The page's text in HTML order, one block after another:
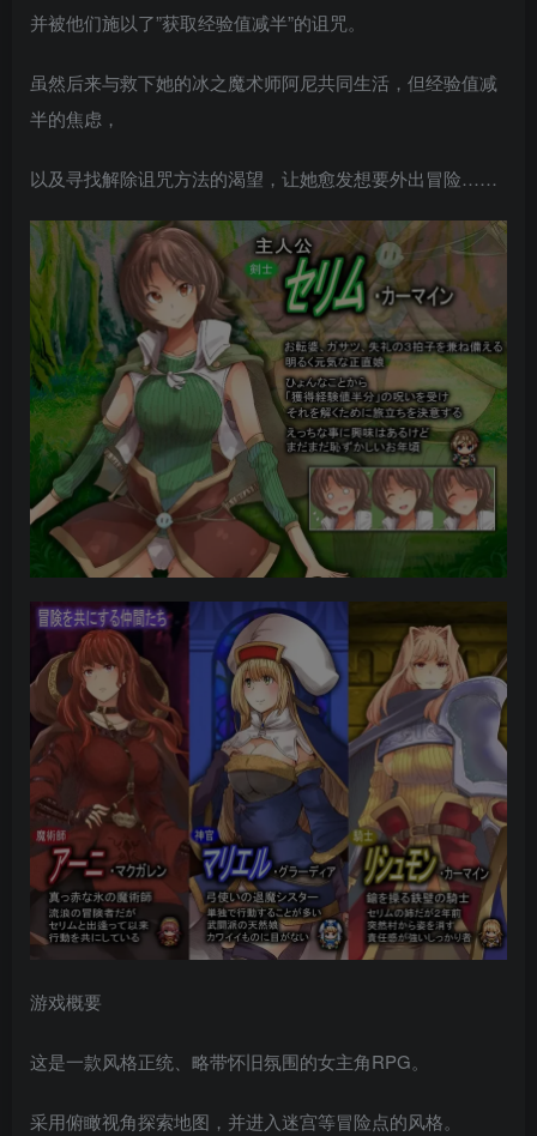
并被他们施以了”获取经验值减半”的诅咒。
虽然后来与救下她的冰之魔术师阿尼共同生活，但经验值减
半的焦虑，
以及寻找解除诅咒方法的渴望，让她愈发想要外出冒险……
游戏概要
这是一款风格正统、略带怀旧氛围的女主角RPG。
采用俯瞰视角探索地图，并进入迷宫等冒险点的风格。